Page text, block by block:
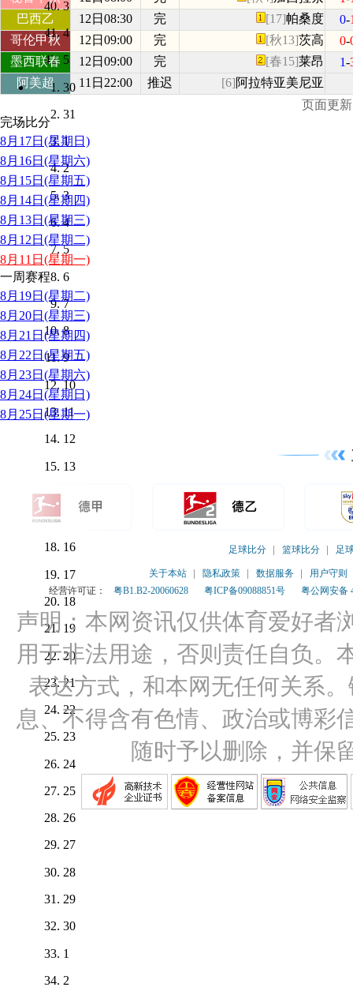
3
4
5
30
31
1
2
3
4
5
6
7
8
9
10
11
12
13
16
17
18
19
20
21
22
23
24
25
26
27
28
29
30
1
2
巴西乙
12日08:30 完 [17]帕桑度 0-
哥伦甲秋
12日09:00 完 [秋13]茨高 0-
墨西联春
12日09:00 完 [春15]莱昂 1-
阿美超
11日22:00 推迟 [6]阿拉特亚美尼亚
页面更新
完场比分
8月17日(星期日)
8月16日(星期六)
8月15日(星期五)
8月14日(星期四)
8月13日(星期三)
8月12日(星期二)
8月11日(星期一)
一周赛程
8月19日(星期二)
8月20日(星期三)
8月21日(星期四)
8月22日(星期五)
8月23日(星期六)
8月24日(星期日)
8月25日(星期一)
足球比分 篮球比分 足
关于本站 隐私政策 数据服务
用户守则
经营许可证：
粤B1.B2-20060628 粤ICP备09088851号 粤公网安备
声明：本网资讯仅供体育爱好者
用于非法用途，否则责任自负。
表达方式，和本网无任何关系
息、不得含有色情、政治或博彩
随时予以删除，并保